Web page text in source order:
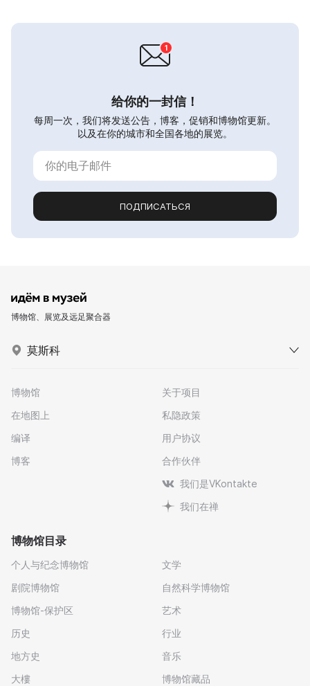
给你的一封信！
每周一次，我们将发送公告，博客，促销和博物馆更新。
以及在你的城市和全国各地的展览。
ПОДПИСАТЬСЯ
博物馆、展览及远足聚合器
莫斯科
博物馆
在地图上
编译
博客
关于项目
私隐政策
用户协议
合作伙伴
我们是VKontakte
我们在禅
博物馆目录
个人与纪念博物馆
剧院博物馆
博物馆-保护区
历史
地方史
大樓
文学
自然科学博物馆
艺术
行业
音乐
博物馆藏品